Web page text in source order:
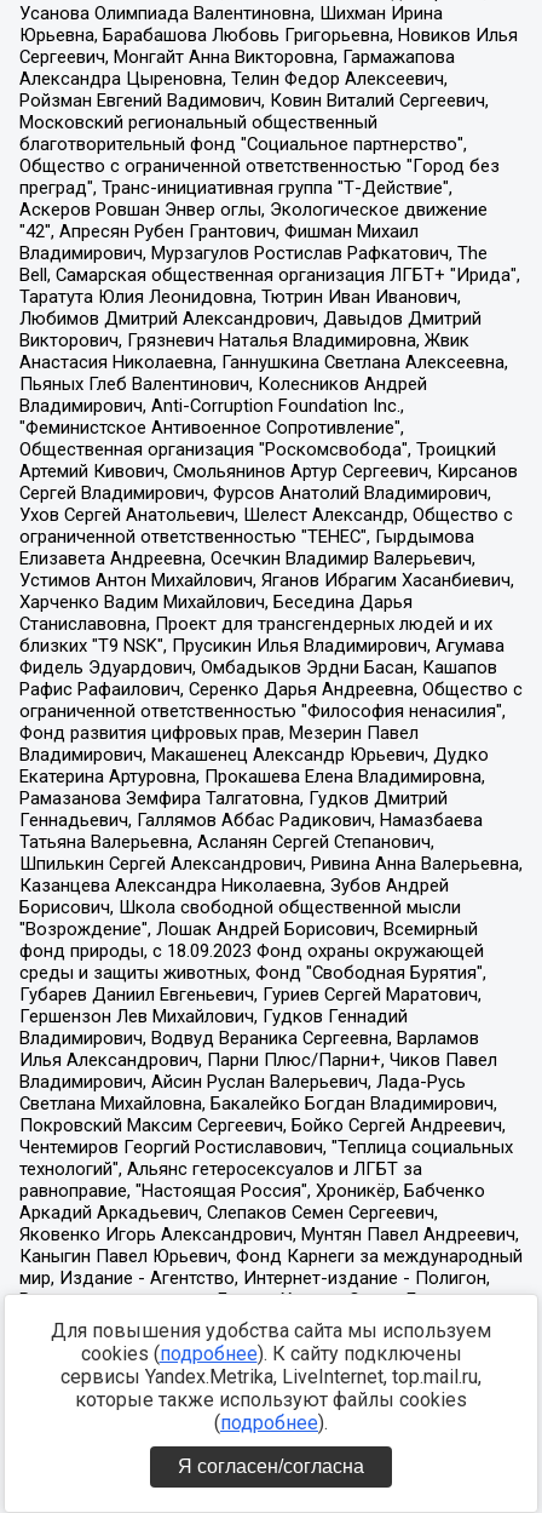
Для повышения удобства сайта мы используем
cookies (подробнее). К сайту подключены
сервисы Yandex.Metrika, LiveInternet, top.mail.ru,
которые также используют файлы cookies
(подробнее).
Я согласен/согласна